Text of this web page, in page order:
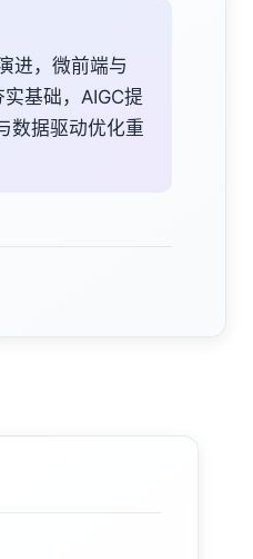
进，微前端与
基础，AIGC提
数据驱动优化重